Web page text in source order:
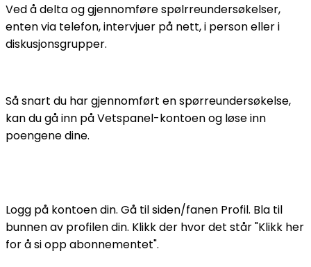
Ved å delta og gjennomføre spølrreundersøkelser,
enten via telefon, intervjuer på nett, i person eller i
diskusjonsgrupper.
Så snart du har gjennomført en spørreundersøkelse,
kan du gå inn på Vetspanel-kontoen og løse inn
poengene dine.
Logg på kontoen din. Gå til siden/fanen Profil. Bla til
bunnen av profilen din. Klikk der hvor det står "Klikk her
for å si opp abonnementet".